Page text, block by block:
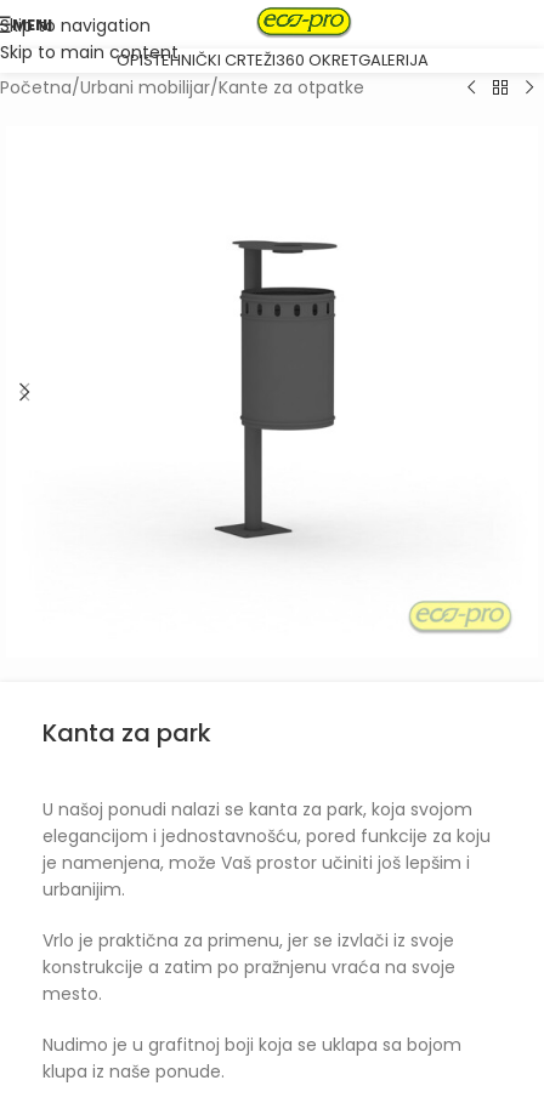
Skip to navigation
Skip to main content
MENI
OPISTEHNIČKI CRTEŽI360 OKRETGALERIJA
Početna/Urbani mobilijar/Kante za otpatke
Kanta za park
U našoj ponudi nalazi se kanta za park, koja svojom
elegancijom i jednostavnošću, pored funkcije za koju
je namenjena, može Vaš prostor učiniti još lepšim i
urbanijim.
Vrlo je praktična za primenu, jer se izvlači iz svoje
konstrukcije a zatim po pražnjenu vraća na svoje
mesto.
Nudimo je u grafitnoj boji koja se uklapa sa bojom
klupa iz naše ponude.